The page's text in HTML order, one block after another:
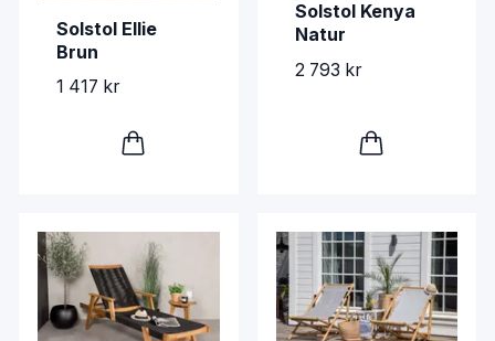
Solstol Ellie
Brun
1 417 kr
Solstol Kenya
Natur
2 793 kr